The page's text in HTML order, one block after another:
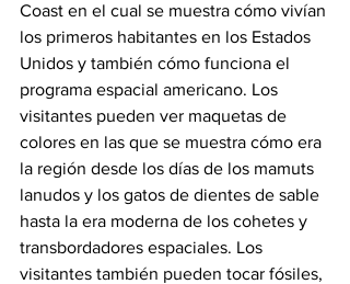
Coast en el cual se muestra cómo vivían
los primeros habitantes en los Estados
Unidos y también cómo funciona el
programa espacial americano. Los
visitantes pueden ver maquetas de
colores en las que se muestra cómo era
la región desde los días de los mamuts
lanudos y los gatos de dientes de sable
hasta la era moderna de los cohetes y
transbordadores espaciales. Los
visitantes también pueden tocar fósiles,